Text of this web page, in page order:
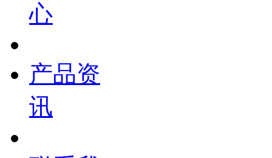
心
产品资
讯